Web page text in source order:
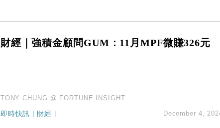
財經｜強積金顧問GUM：11月MPF微賺326元
TONY CHUNG @ FORTUNE INSIGHT
即時快訊 財經 December 4,